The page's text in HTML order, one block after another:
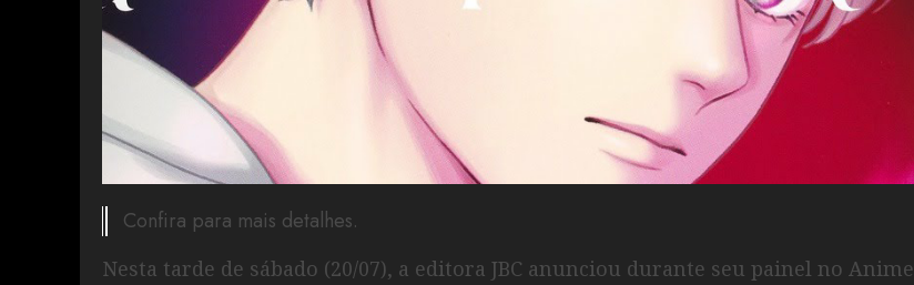
Confira para mais detalhes.
Nesta tarde de sábado (20/07), a editora JBC anunciou durante seu painel no Anime